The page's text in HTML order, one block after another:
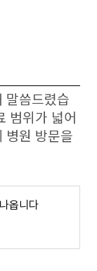
말씀드렸습
범위가 넓어
병원 방문을
옵니다